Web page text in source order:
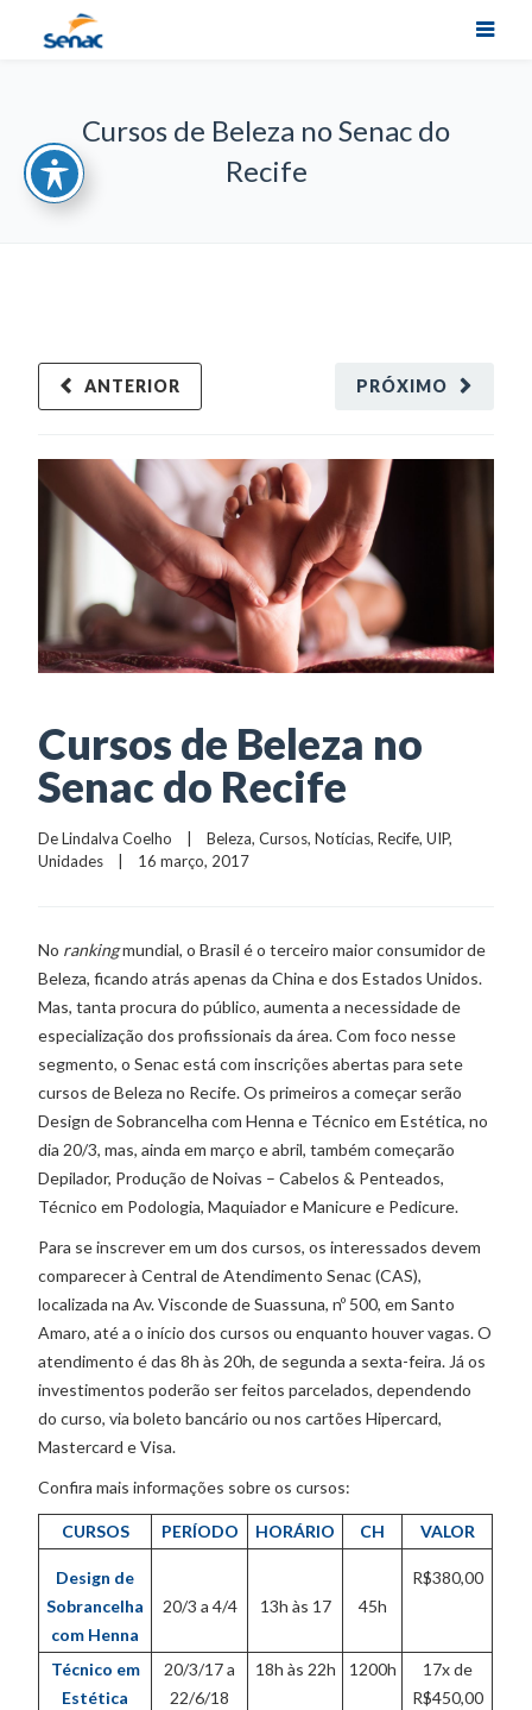
Cursos de Beleza no Senac do
Recife
PRÓXIMO
ANTERIOR
Cursos de Beleza no
Senac do Recife
De Lindalva Coelho
    |
Beleza, Cursos, Notícias, Recife, UIP
Unidades
    |    16 março, 2017
No rankingmundial, o Brasil é o terceiro maior consumidor de
Beleza, ficando atrás apenas da China e dos Estados Unidos.
Mas, tanta procura do público, aumenta a necessidade de
especialização dos profissionais da área. Com foco nesse
segmento, o Senac está com inscrições abertas para sete
cursos de Beleza no Recife. Os primeiros a começar serão
Design de Sobrancelha com Henna e Técnico em Estética, no
dia 20/3, mas, ainda em março e abril, também começarão
Depilador, Produção de Noivas – Cabelos & Penteados,
Técnico em Podologia, Maquiador e Manicure e Pedicure.
Para se inscrever em um dos cursos, os interessados devem
comparecer à Central de Atendimento Senac (CAS),
localizada na Av. Visconde de Suassuna, nº 500, em Santo
Amaro, até a o início dos cursos ou enquanto houver vagas. O
atendimento é das 8h às 20h, de segunda a sexta-feira. Já os
investimentos poderão ser feitos parcelados, dependendo
do curso, via boleto bancário ou nos cartões Hipercard,
Mastercard e Visa.
Confira mais informações sobre os cursos:
CURSOS PERÍODO HORÁRIO CH VALOR
Design de
Sobrancelha
com Henna
20/3 a 4/4 13h às 17 45h
R$380,00
Técnico em
Estética
20/3/17 a
22/6/18
18h às 22h 1200h
17x de
R$450,00